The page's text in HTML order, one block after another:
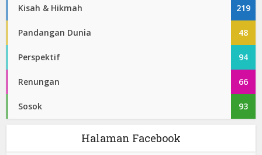
Kisah & Hikmah 219
Pandangan Dunia 48
Perspektif 94
Renungan 66
Sosok 93
Halaman Facebook